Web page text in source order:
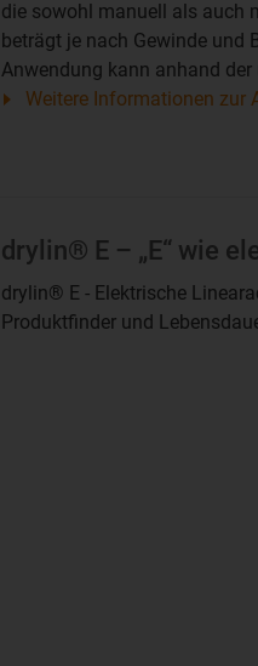
die sowohl manuell als auch
beträgt je nach Gewinde und
Anwendung kann anhand
Weitere Informationen zur
drylin® E – „E“ wie
drylin® E - Elektrische
Produktfinder und